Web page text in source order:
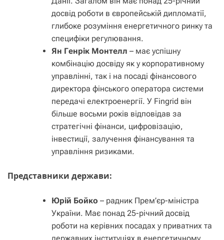
досвід роботи в європейській дипломатії,
глибоке розуміння енергетичного ринку та
специфіки регулювання.
Ян Генрік Монтелл – має успішну
комбінацію досвіду як у корпоративному
управлінні, так і на посаді фінансового
директора фінського оператора системи
передачі електроенергії. У Fingrid він
більше восьми років відповідав за
стратегічні фінанси, цифровізацію,
інвестиції, залучення фінансування та
управління ризиками.
Представники держави:
Юрій Бойко – радник Прем’єр-міністра
України. Має понад 25-річний досвід
роботи на керівних посадах у приватних та